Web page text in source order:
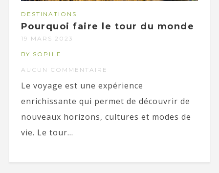
DESTINATIONS
Pourquoi faire le tour du monde
19 MARS 2023
BY SOPHIE
AUCUN COMMENTAIRE
Le voyage est une expérience
enrichissante qui permet de découvrir de
nouveaux horizons, cultures et modes de
vie. Le tour...